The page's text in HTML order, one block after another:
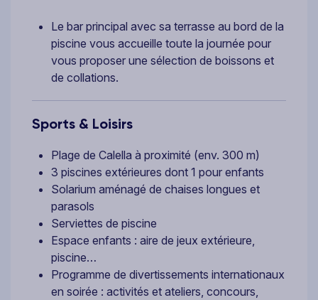
Le bar principal avec sa terrasse au bord de la
piscine vous accueille toute la journée pour
vous proposer une sélection de boissons et
de collations.
Sports & Loisirs
Plage de Calella à proximité (env. 300 m)
3 piscines extérieures dont 1 pour enfants
Solarium aménagé de chaises longues et
parasols
Serviettes de piscine
Espace enfants : aire de jeux extérieure,
piscine…
Programme de divertissements internationaux
en soirée : activités et ateliers, concours,